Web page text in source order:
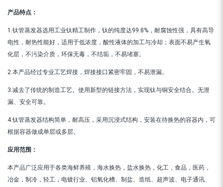
产品特点：
1.钛管蒸发器选用工业钛精工制作，钛的纯度达99.8%，耐腐蚀性强，具有高导
电性，耐热性能好，适用于低浓度，酸性液体的加工与冷却；表面不易产生氧
化层，不污染介质，环保无毒，不结垢，不易堵塞。
2.本产品经过专业工艺焊接，焊接接口紧密牢固，不易泄漏。
3.减去了传统的制造工艺。使用新型的链接方法，实现钛与铜安全结合。无泄
漏、安全可靠。
4.钛管蒸发器结构简单，耐高压，采用沉浸式结构，安装在待换热的容器内，可
根据容器做成单层或多层。
应用范围：
本产品广泛应用于各类海鲜养殖，海水换热，盐水换热，化工，食品，医药，
冶金，制冷，轻工，电镀行业、铝氧化槽、制盐、造纸、超声波、电子通讯、